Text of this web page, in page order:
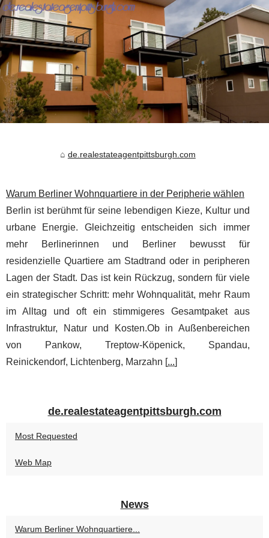
de.realestateagentpittsburgh.com
Warum Berliner Wohnquartiere in der Peripherie wählen
Berlin ist berühmt für seine lebendigen Kieze, Kultur und
urbane Energie. Gleichzeitig entscheiden sich immer
mehr Berlinerinnen und Berliner bewusst für
residenzielle Quartiere am Stadtrand oder in peripheren
Lagen der Stadt. Das ist kein Rückzug, sondern für viele
ein strategischer Schritt: mehr Wohnqualität, mehr Raum
im Alltag und oft ein stimmigeres Gesamtpaket aus
Infrastruktur, Natur und Kosten.Ob in Außenbereichen
von Pankow, Treptow-Köpenick, Spandau,
Reinickendorf, Lichtenberg, Marzahn [...]
de.realestateagentpittsburgh.com
Most Requested
Web Map
News
Warum Berliner Wohnquartiere...